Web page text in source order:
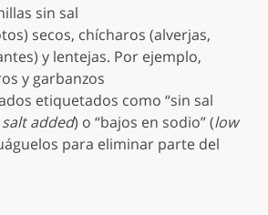
sin sal
secos, chícharos (alverjas,
y lentejas. Por ejemplo,
y garbanzos
etiquetados como “sin sal
added) o “bajos en sodio” (low
para eliminar parte del